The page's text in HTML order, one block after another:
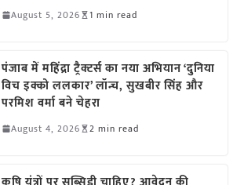
August 5, 2026 1 min read
पंजाब में महिंद्रा ट्रैक्टर्स का नया अभियान ‘दुनिया
विच इक्को ललकार’ लॉन्च, सुखबीर सिंह और
परमिश वर्मा बने चेहरा
August 4, 2026 2 min read